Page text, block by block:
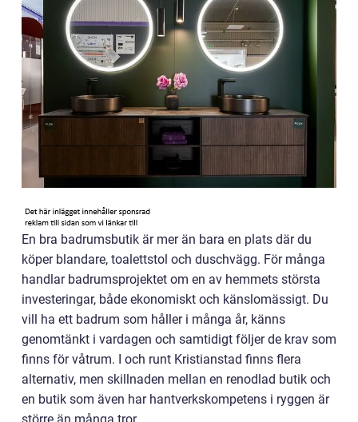
En bra badrumsbutik är mer än bara en plats där du
köper blandare, toalettstol och duschvägg. För många
handlar badrumsprojektet om en av hemmets största
investeringar, både ekonomiskt och känslomässigt. Du
vill ha ett badrum som håller i många år, känns
genomtänkt i vardagen och samtidigt följer de krav som
finns för våtrum. I och runt Kristianstad finns flera
alternativ, men skillnaden mellan en renodlad butik och
en butik som även har hantverkskompetens i ryggen är